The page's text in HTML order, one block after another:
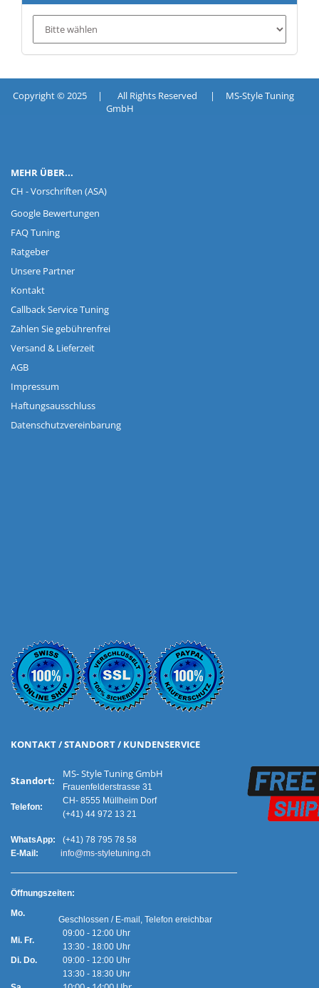
Copyright © 2025 | All Rights Reserved | MS-Style Tuning
GmbH
MEHR ÜBER...
CH - Vorschriften (ASA)
Google Bewertungen
FAQ Tuning
Ratgeber
Unsere Partner
Kontakt
Callback Service Tuning
Zahlen Sie gebührenfrei
Versand & Lieferzeit
AGB
Impressum
Haftungsausschluss
Datenschutzvereinbarung
KONTAKT / STANDORT / KUNDENSERVICE
Standort:
Telefon:
MS- Style Tuning GmbH
Frauenfelderstrasse 31
CH- 8555 Müllheim Dorf
(+41) 44 972 13 21
WhatsApp:
(+41) 78 795 78 58
E-Mail:
info@ms-styletuning.ch
Öffnungszeiten:
Mo.
Mi. Fr.
Geschlossen / E-mail, Telefon ereichbar
09:00 - 12:00 Uhr
13:30 - 18:00 Uhr
Di. Do.
09:00 - 12:00 Uhr
13:30 - 18:30 Uhr